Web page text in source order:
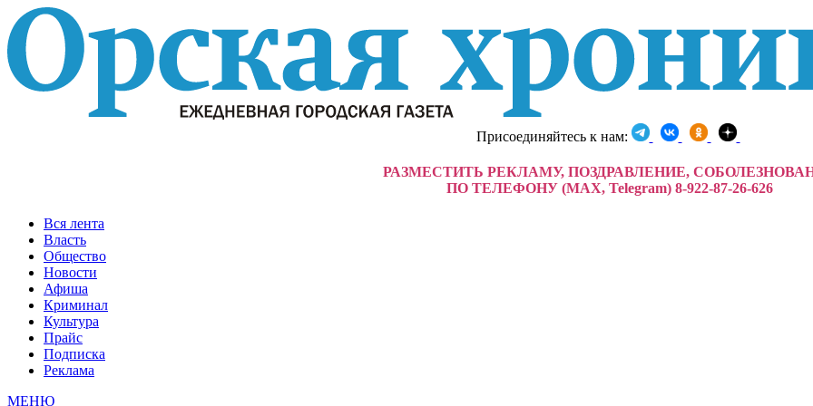
Присоединяйтесь к нам:
РАЗМЕСТИТЬ РЕКЛАМУ, ПОЗДРАВЛЕНИЕ,
ПО ТЕЛЕФОНУ (MAX, Telegram) 8-922-87-26-626
Вся лента
Власть
Общество
Новости
Афиша
Криминал
Культура
Прайс
Подписка
Реклама
МЕНЮ